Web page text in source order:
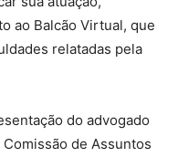
ao Balcão Virtual, que
relatadas pela
do advogado
de Assuntos